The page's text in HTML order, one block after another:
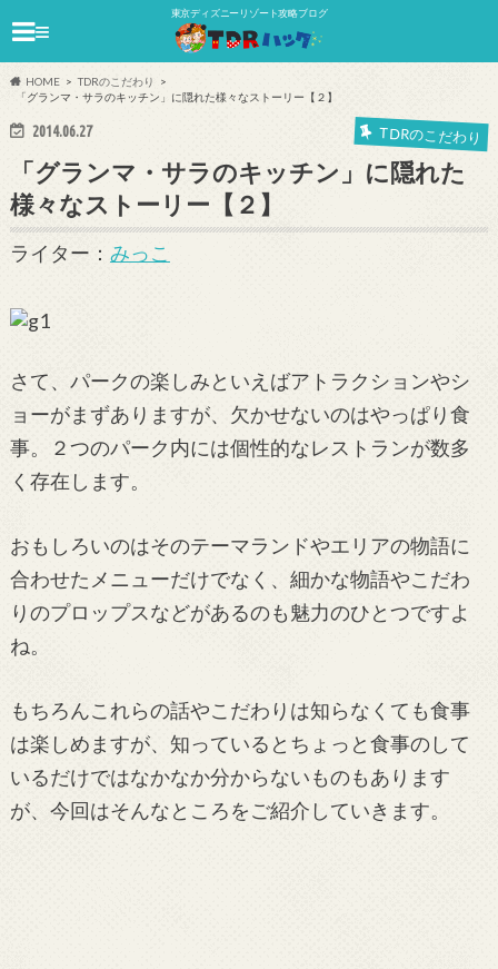
東京ディズニーリゾート攻略ブログ
≡
HOME
TDRのこだわり
「グランマ・サラのキッチン」に隠れた様々なストーリー【２】
2014.06.27 TDRのこだわり
「グランマ・サラのキッチン」に隠れた
様々なストーリー【２】
ライター： みっこ
さて、パークの楽しみといえばアトラクションやシ
ョーがまずありますが、欠かせないのはやっぱり食
事。２つのパーク内には個性的なレストランが数多
く存在します。
おもしろいのはそのテーマランドやエリアの物語に
合わせたメニューだけでなく、細かな物語やこだわ
りのプロップスなどがあるのも魅力のひとつですよ
ね。
もちろんこれらの話やこだわりは知らなくても食事
は楽しめますが、知っているとちょっと食事のして
いるだけではなかなか分からないものもあります
が、今回はそんなところをご紹介していきます。